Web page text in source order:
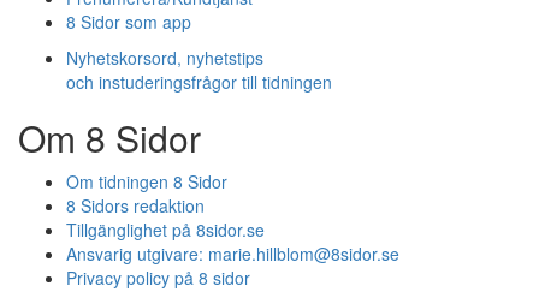
8 Sidor som app
Nyhetskorsord, nyhetstips
och instuderingsfrågor till tidningen
Om 8 Sidor
Om tidningen 8 Sidor
8 Sidors redaktion
Tillgänglighet på 8sidor.se
Ansvarig utgivare: marie.hillblom@8sidor.se
Privacy policy på 8 sidor